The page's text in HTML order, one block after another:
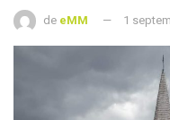
de eMM 1